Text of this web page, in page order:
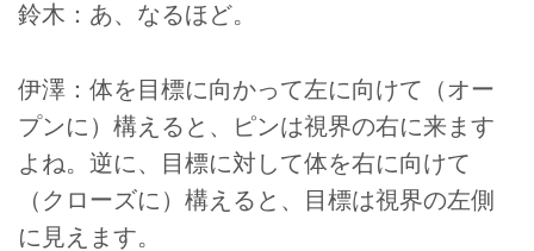
鈴木：あ、なるほど。
伊澤：体を目標に向かって左に向けて（オー
プンに）構えると、ピンは視界の右に来ます
よね。逆に、目標に対して体を右に向けて
（クローズに）構えると、目標は視界の左側
に見えます。